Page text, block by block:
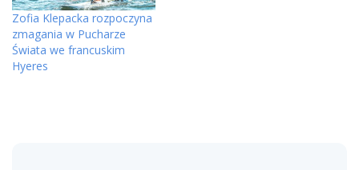
Zofia Klepacka rozpoczyna
zmagania w Pucharze
Świata we francuskim
Hyeres